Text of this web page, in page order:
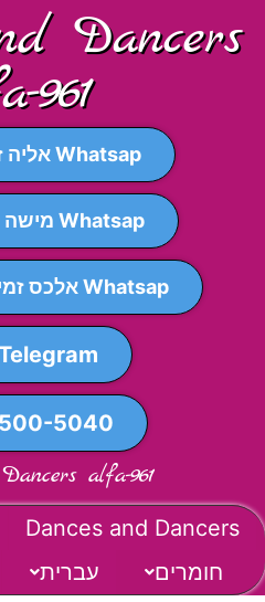
Dancers
961
Whatsap אליה זמין בלילה
Whatsap מישה זמין בלילה
Whatsap אלכס זמין ערב וצהרים
5040
alfa-961
Dances and Dancers
חומרים
עברית